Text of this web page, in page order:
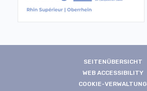
SEITENÜBERSICHT
WEB ACCESSIBILITY
COOKIE-VERWALTUNG